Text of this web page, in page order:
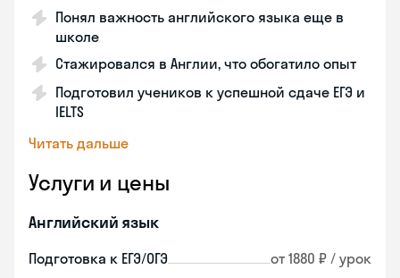
Понял важность английского языка еще в
школе
Стажировался в Англии, что обогатило опыт
Подготовил учеников к успешной сдаче ЕГЭ и
IELTS
Читать дальше
Услуги и цены
Английский язык
Подготовка к ЕГЭ/ОГЭ от 1880 ₽ / урок